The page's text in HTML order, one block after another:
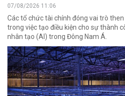
07/08/2026 11:06
Các tổ chức tài chính đóng vai trò
trong việc tạo điều kiện cho sự thành
nhân tạo (AI) trong Đông Nam Á.